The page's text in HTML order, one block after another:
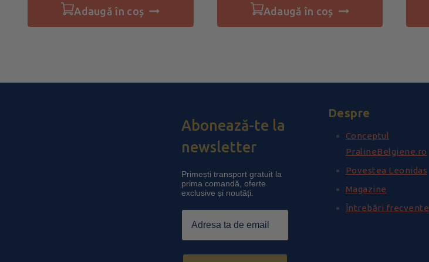
adaugă în coș adaugă în coș
Abonează-te la
newsletter
Primești transport gratuit la
prima comandă, oferte
exclusive și noutăți.
Email
Despre
Conceptul
PralineBelgiene.ro
Povestea Leonidas
Magazine
Întrebări frecvente